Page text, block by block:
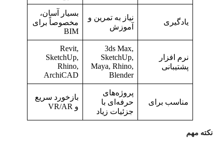
یادگیری
نیاز به تمرین و
آموزش
بسیار آسان،
مخصوصاً برای
BIM
نرم‌ افزار
پشتیبانی
3ds Max,
SketchUp,
Maya, Rhino,
Blender
Revit,
SketchUp,
Rhino,
ArchiCAD
مناسب برای
پروژه‌های
حرفه‌ای با
جزئیات زیاد
بازخورد سریع
و VR/AR
نکته مهم